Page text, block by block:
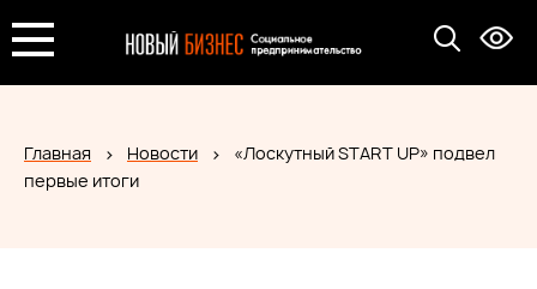
Главная Новости
«Лоскутный START UP» подвел
первые итоги